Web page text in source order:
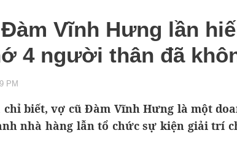
Vĩnh Hưng lần
4 người thân đã
PM
biết, vợ cũ Đàm Vĩnh Hưng là một
nhà hàng lẫn tổ chức sự kiện giải trí